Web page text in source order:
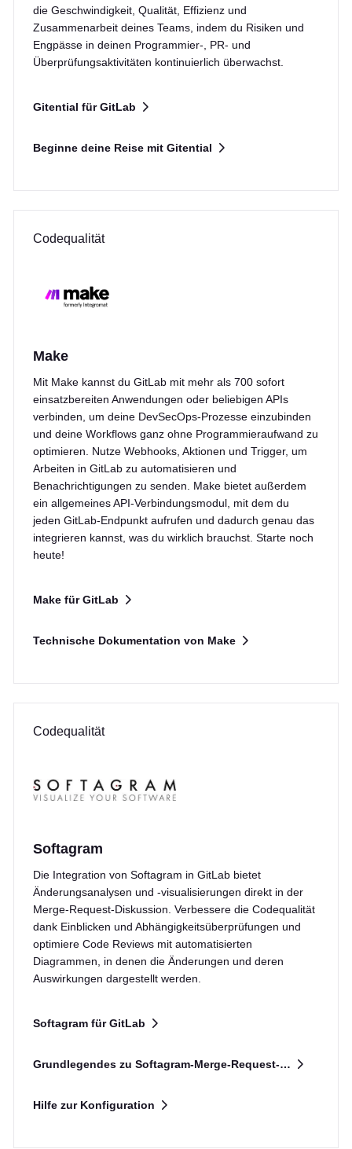
die Geschwindigkeit, Qualität, Effizienz und
Zusammenarbeit deines Teams, indem du Risiken und
Engpässe in deinen Programmier-, PR- und
Überprüfungsaktivitäten kontinuierlich überwachst.
Beginne deine Reise mit Gitential
Gitential für GitLab
Codequalität
Make
Mit Make kannst du GitLab mit mehr als 700 sofort
einsatzbereiten Anwendungen oder beliebigen APIs
verbinden, um deine DevSecOps-Prozesse einzubinden
und deine Workflows ganz ohne Programmieraufwand zu
optimieren. Nutze Webhooks, Aktionen und Trigger, um
Arbeiten in GitLab zu automatisieren und
Benachrichtigungen zu senden. Make bietet außerdem
ein allgemeines API-Verbindungsmodul, mit dem du
jeden GitLab-Endpunkt aufrufen und dadurch genau das
integrieren kannst, was du wirklich brauchst. Starte noch
heute!
Technische Dokumentation von Make
Make für GitLab
Codequalität
Softagram
Die Integration von Softagram in GitLab bietet
Änderungsanalysen und -visualisierungen direkt in der
Merge-Request-Diskussion. Verbessere die Codequalität
dank Einblicken und Abhängigkeitsüberprüfungen und
optimiere Code Reviews mit automatisierten
Diagrammen, in denen die Änderungen und deren
Auswirkungen dargestellt werden.
Hilfe zur Konfiguration
Grundlegendes zu Softagram-Merge-Request-Analysen
Softagram für GitLab